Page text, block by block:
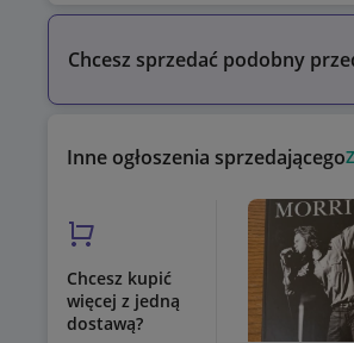
Inne ogłoszenia sprzedającego
Chcesz kupić
więcej z jedną
dostawą?
Chcesz sprzedać podobny